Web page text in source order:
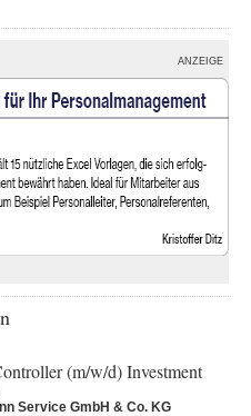
ANZEIGE
(m/w/d) Investment
Service GmbH & Co. KG